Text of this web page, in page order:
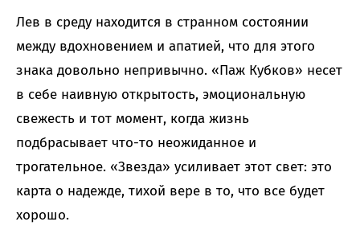
Лев в среду находится в странном состоянии
между вдохновением и апатией, что для этого
знака довольно непривычно. «Паж Кубков» несет
в себе наивную открытость, эмоциональную
свежесть и тот момент, когда жизнь
подбрасывает что-то неожиданное и
трогательное. «Звезда» усиливает этот свет: это
карта о надежде, тихой вере в то, что все будет
хорошо.